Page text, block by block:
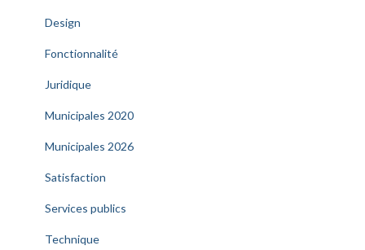
Design
Fonctionnalité
Juridique
Municipales 2020
Municipales 2026
Satisfaction
Services publics
Technique